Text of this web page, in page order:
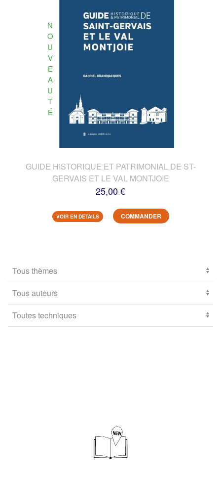
N
O
U
V
E
A
U
T
É
GUIDE HISTORIQUE ET PATRIMONIAL DE ST-
GERVAIS ET LE VAL MONTJOIE
25,00 €
VOIR EN DETAILS COMMANDER